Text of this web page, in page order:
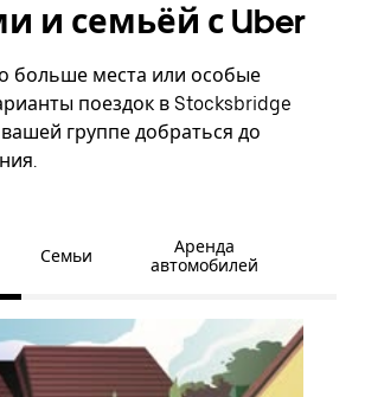
и семьёй с Uber
больше места или особые
поездок в Stocksbridge
группе добраться до
Семьи
Аренда
автомобилей